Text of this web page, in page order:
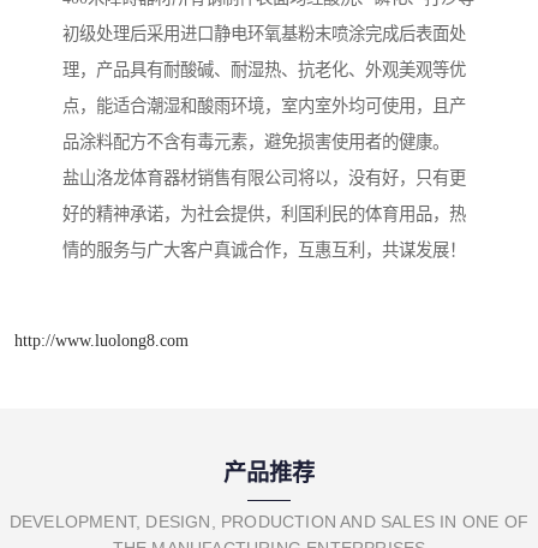
初级处理后采用进口静电环氧基粉末喷涂完成后表面处
理，产品具有耐酸碱、耐湿热、抗老化、外观美观等优
点，能适合潮湿和酸雨环境，室内室外均可使用，且产
品涂料配方不含有毒元素，避免损害使用者的健康。
盐山洛龙体育器材销售有限公司将以，没有好，只有更
好的精神承诺，为社会提供，利国利民的体育用品，热
情的服务与广大客户真诚合作，互惠互利，共谋发展！
http://www.luolong8.com
产品推荐
DEVELOPMENT, DESIGN, PRODUCTION AND SALES IN ONE OF